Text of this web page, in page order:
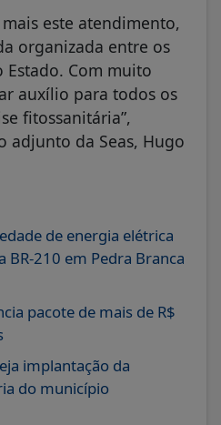
este atendimento,
organizada entre os
Com muito
auxílio para todos os
fitossanitária”,
adjunto da Seas, Hugo
de energia elétrica
BR-210 em Pedra Branca
pacote de mais de R$
implantação da
do município